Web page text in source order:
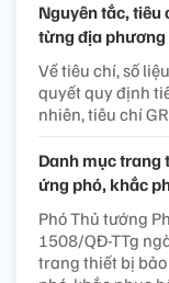
Nguyên tắc, tiêu
từng địa phương
Về tiêu chí, số
quyết quy định
nhiên, tiêu chí
Danh mục trang
ứng phó, khắc
Phó Thủ tướng
1508/QĐ-TTg
trang thiết bị